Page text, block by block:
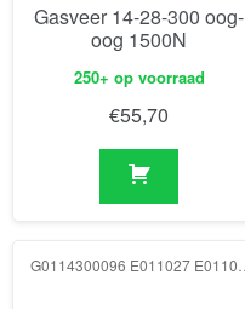
Gasveer 14-28-300 oog-
oog 1500N
250+ op voorraad
€55,70